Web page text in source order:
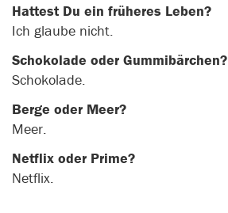
Hattest Du ein früheres Leben?
Ich glaube nicht.
Schokolade oder Gummibärchen?
Schokolade.
Berge oder Meer?
Meer.
Netflix oder Prime?
Netflix.